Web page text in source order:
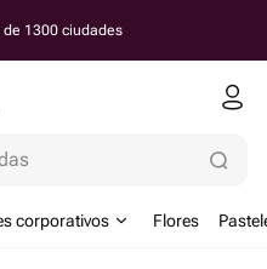
1300 ciudades
corporativos Flores